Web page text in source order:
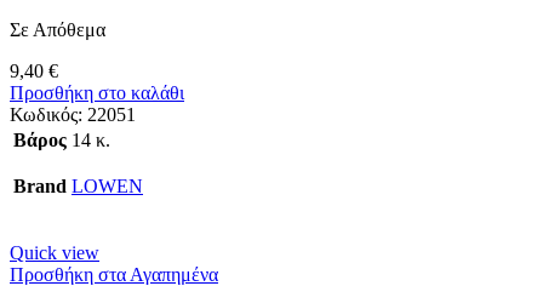
Σε Απόθεμα
9,40 €
Προσθήκη στο καλάθι
Κωδικός: 22051
Βάρος 14 κ.
Brand LOWEN
Quick view
Προσθήκη στα Αγαπημένα